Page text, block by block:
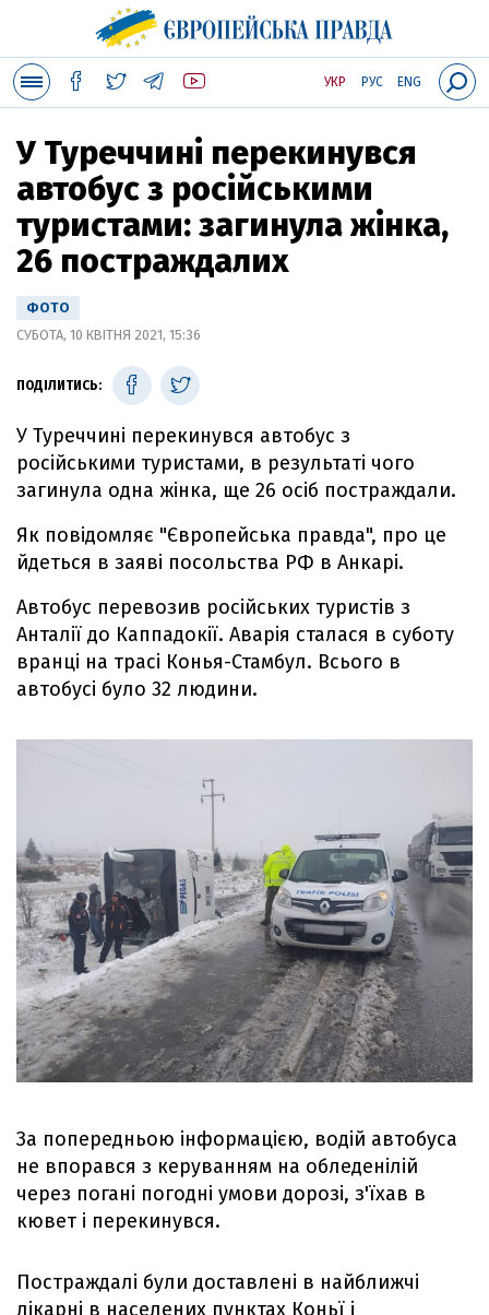
УКР РУС ENG
У Туреччині перекинувся
автобус з російськими
туристами: загинула жінка,
26 постраждалих
ФОТО
СУБОТА, 10 КВІТНЯ 2021, 15:36
ПОДІЛИТИСЬ:
У Туреччині перекинувся автобус з
російськими туристами, в результаті чого
загинула одна жінка, ще 26 осіб постраждали.
Як повідомляє "Європейська правда", про це
йдеться в заяві посольства РФ в Анкарі.
Автобус перевозив російських туристів з
Анталії до Каппадокії. Аварія сталася в суботу
вранці на трасі Конья-Стамбул. Всього в
автобусі було 32 людини.
За попередньою інформацією, водій автобуса
не впорався з керуванням на обледенілій
через погані погодні умови дорозі, з'їхав в
кювет і перекинувся.
Постраждалі були доставлені в найближчі
лікарні в населених пунктах Коньї і